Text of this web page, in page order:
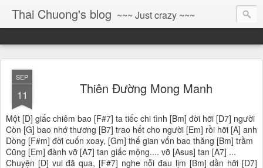
Thai Chuong's blog ~~~ Just crazy ~~~
SEP
11 Thiên Đường Mong Manh
Một [D] giấc chiêm bao [F#7] ta tiếc chi tình [Bm] đời hỡi [D7] người
Còn [G] bao nhớ thương [B7] trao hết cho người [Em] rồi hỡi [A] anh
Dòng [F#m] đời cuốn xoay, [Gm] thế gian vốn bao thăng [Bm] trầm
Cũng [Em] đành vỡ [A7] tan giấc mộng.... vỡ [Asus] tan [A7] ...
Chuyện [D] vui đã qua, [F#7] nghe nỗi đau lịm [Bm] dần hỡi [D7]